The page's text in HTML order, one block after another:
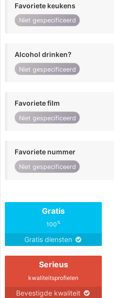
Favoriete keukens
Niet gespecificeerd
Alcohol drinken?
Niet gespecificeerd
Favoriete film
Niet gespecificeerd
Favoriete nummer
Niet gespecificeerd
Gratis
100%
Gratis diensten
Serieus
kwaliteitsprofielen
Bevestigde kwaliteit